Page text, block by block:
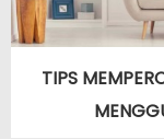
TIPS